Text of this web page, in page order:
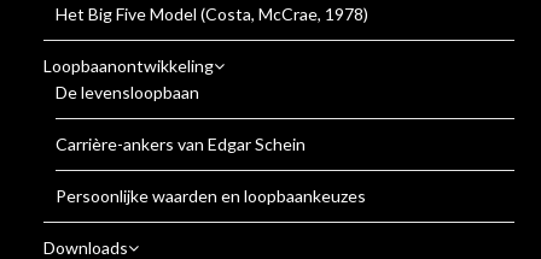
Het Big Five Model (Costa, McCrae, 1978)
Loopbaanontwikkeling
De levensloopbaan
Carrière-ankers van Edgar Schein
Persoonlijke waarden en loopbaankeuzes
Downloads